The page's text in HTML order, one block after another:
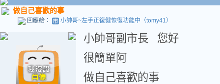
做自己喜歡的事
回應給： 小帥哥~左手正復健恢復功能中（tomy41）
小帥哥副市長 您好
很簡單阿
做自己喜歡的事